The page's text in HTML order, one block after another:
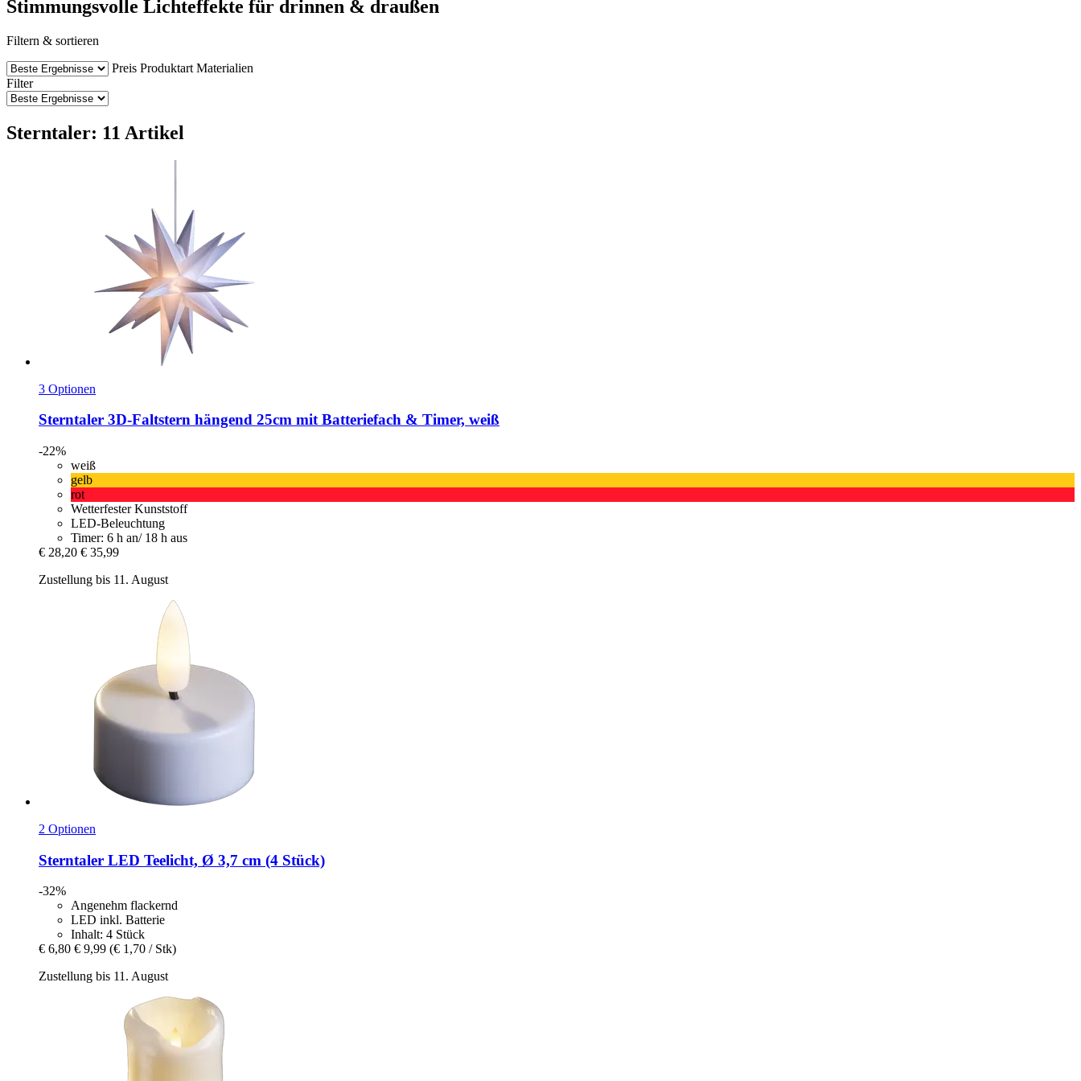
Stimmungsvolle Lichteffekte für drinnen & draußen
Filtern & sortieren
Preis Produktart Materialien
Filter
Sterntaler: 11 Artikel
3 Optionen
Sterntaler 3D-​Faltstern hängend 25cm mit Batteriefach & Timer, weiß
-22%
weiß
gelb
rot
Wetterfester Kunststoff
LED-Beleuchtung
Timer: 6 h an/ 18 h aus
€ 28,20 € 35,99
Zustellung bis 11. August
2 Optionen
Sterntaler LED Teelicht, Ø 3,7 cm (4 Stück)
-32%
Angenehm flackernd
LED inkl. Batterie
Inhalt: 4 Stück
€ 6,80 € 9,99 (€ 1,70 / Stk)
Zustellung bis 11. August